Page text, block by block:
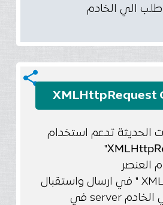
طلب الي الخادم
share
XMLHttpRequest
الحديثة تدعم استخدام
"
العنصر
"XMLHttpRequest " في ارسال واستقبال
البيانات من والي الخادم server في